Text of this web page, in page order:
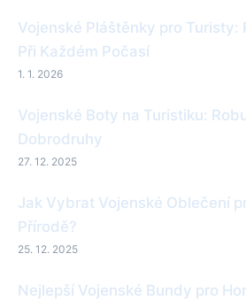
Vojenské Pláštěnky pro Turisty:
Při Každém Počasí
1. 1. 2026
Vojenské Boty na Turistiku:
Dobrodruhy
27. 12. 2025
Jak Vybrat Vojenské Oblečení
Přírodě?
25. 12. 2025
Nejlepší Vojenské Bundy pro